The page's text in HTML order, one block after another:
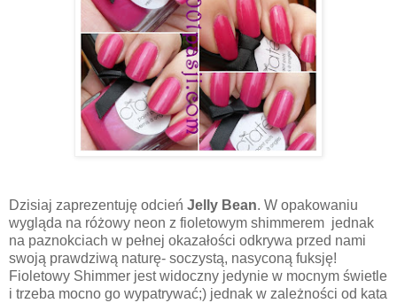
Dzisiaj zaprezentuję odcień Jelly Bean. W opakowaniu
wygląda na różowy neon z fioletowym shimmerem jednak
na paznokciach w pełnej okazałości odkrywa przed nami
swoją prawdziwą naturę- soczystą, nasyconą fuksję!
Fioletowy Shimmer jest widoczny jedynie w mocnym świetle
i trzeba mocno go wypatrywać;) jednak w zależności od kata